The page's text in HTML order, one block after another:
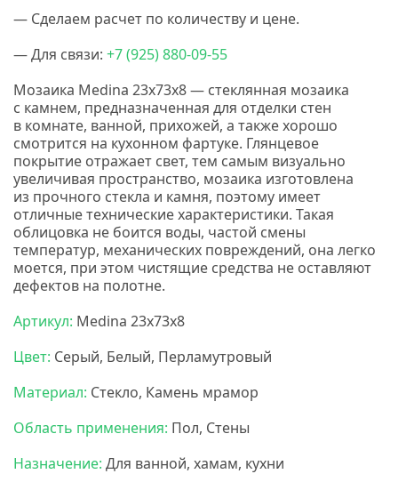
— Сделаем расчет по количеству и цене.
— Для связи: +7(925) 880-09-55
Мозаика Medina 23x73x8 — стеклянная мозаика
с камнем, предназначенная для отделки стен
в комнате, ванной, прихожей, а также хорошо
смотрится на кухонном фартуке. Глянцевое
покрытие отражает свет, тем самым визуально
увеличивая пространство, мозаика изготовлена
из прочного стекла и камня, поэтому имеет
отличные технические характеристики. Такая
облицовка не боится воды, частой смены
температур, механических повреждений, она легко
моется, при этом чистящие средства не оставляют
дефектов на полотне.
Артикул: Medina 23x73x8
Цвет: Серый, Белый, Перламутровый
Материал: Стекло, Камень мрамор
Область применения: Пол, Стены
Назначение: Для ванной, хамам, кухни